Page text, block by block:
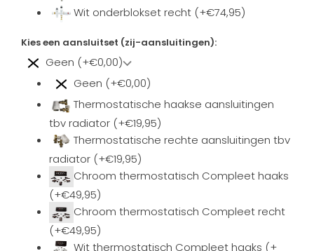
Wit onderblokset recht (+€74,95)
Kies een aansluitset (zij-aansluitingen):
Geen (+€0,00)
Geen (+€0,00)
Thermostatische haakse aansluitingen
tbv radiator (+€19,95)
Thermostatische rechte aansluitingen tbv
radiator (+€19,95)
Chroom thermostatisch Compleet haaks
(+€49,95)
Chroom thermostatisch Compleet recht
(+€49,95)
Wit thermostatisch Compleet haaks (+